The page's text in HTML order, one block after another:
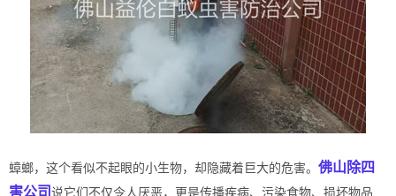
蟑螂，这个看似不起眼的小生物，却隐藏着巨大的危害。 佛山除四
害公司说它们不仅令人厌恶，更是传播疾病、污染食物、损坏物品